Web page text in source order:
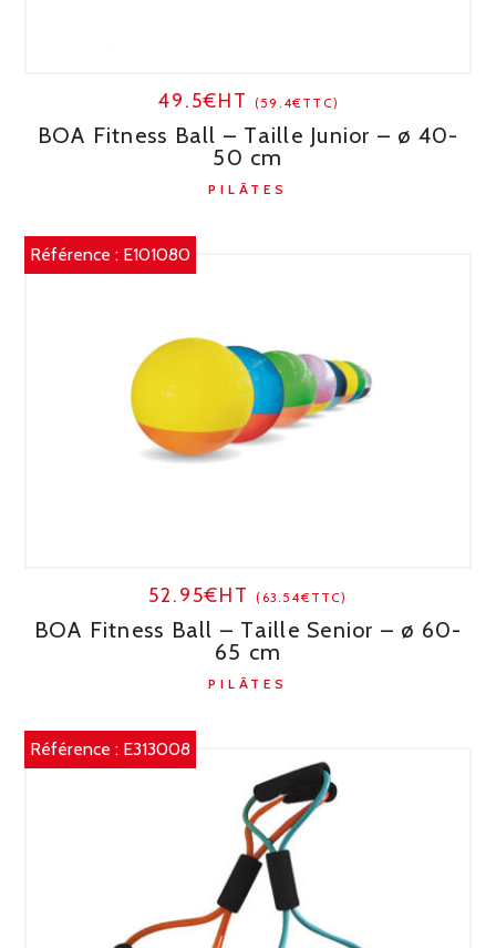
49.5€HT (59.4€TTC)
BOA Fitness Ball – Taille Junior – ø 40-
50 cm
PILÂTES
Référence : E101080
52.95€HT(63.54€TTC)
BOA Fitness Ball – Taille Senior – ø 60-
65 cm
PILÂTES
Référence : E313008